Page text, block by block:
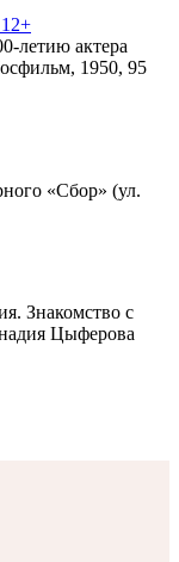
летию актера
1950, 95
«Сбор» (ул.
Знакомство с
Цыферова